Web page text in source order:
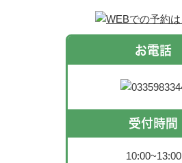
お電話
受付時間
10:00~13:00